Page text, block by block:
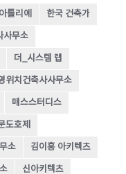
아틀리에 한국 건축가
사무소
더_시스템 랩
위치건축사사무소
매스스터디스
도호제
소 김이홍 아키텍츠
신아키텍츠